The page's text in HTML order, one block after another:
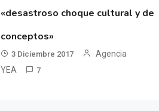
«desastroso choque cultural y de
conceptos»
3 Diciembre 2017
Agencia
YEA
7